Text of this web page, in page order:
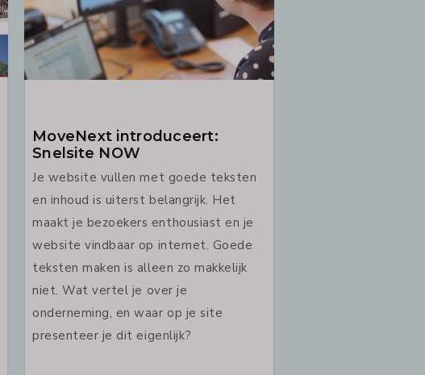
MoveNext introduceert:
Snelsite NOW
Je website vullen met goede teksten
en inhoud is uiterst belangrijk. Het
maakt je bezoekers enthousiast en je
website vindbaar op internet. Goede
teksten maken is alleen zo makkelijk
niet. Wat vertel je over je
onderneming, en waar op je site
presenteer je dit eigenlijk?